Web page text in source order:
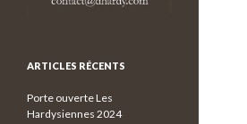
ARTICLES RÉCENTS
Porte ouverte Les
Hardysiennes 2024